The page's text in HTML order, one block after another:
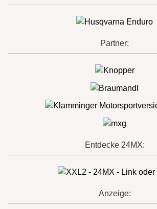
Partner:
Entdecke 24MX:
Anzeige: